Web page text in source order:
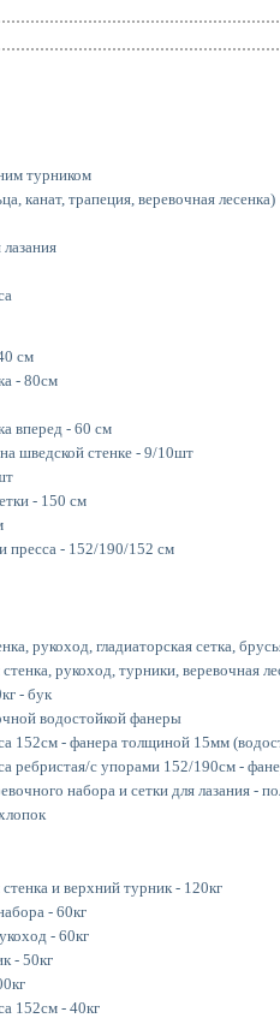
турником
канат, трапеция, веревочная лесенка)
лазания
см
- 80см
вперед - 60 см
шведской стенке - 9/10шт
- 150 см
пресса - 152/190/152 см
рукоход, гладиаторская сетка,
рукоход, турники, веревочная
- бук
водостойкой фанеры
152см - фанера толщиной 15мм
ребристая/с упорами 152/190см -
набора и сетки для лазания -
и верхний турник - 120кг
- 60кг
- 60кг
- 50кг
152см - 40кг